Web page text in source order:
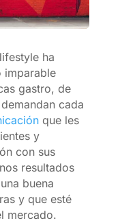
ha
imparable
gastro, de
cada
que les
y
con sus
resultados
buena
y que esté
mercado.